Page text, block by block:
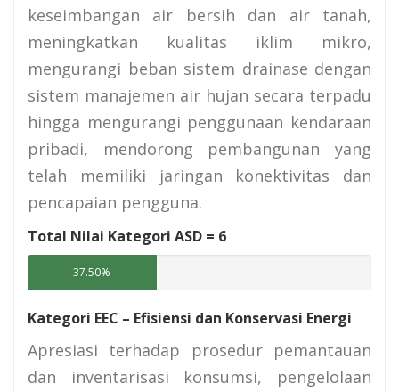
keseimbangan air bersih dan air tanah,
meningkatkan kualitas iklim mikro,
mengurangi beban sistem drainase dengan
sistem manajemen air hujan secara terpadu
hingga mengurangi penggunaan kendaraan
pribadi, mendorong pembangunan yang
telah memiliki jaringan konektivitas dan
pencapaian pengguna.
Total Nilai Kategori ASD = 6
37.50%
Kategori EEC – Efisiensi dan Konservasi Energi
Apresiasi terhadap prosedur pemantauan
dan inventarisasi konsumsi, pengelolaan